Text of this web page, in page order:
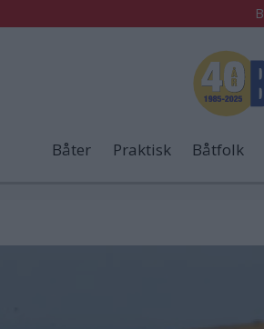
Båter Praktisk Båtfolk